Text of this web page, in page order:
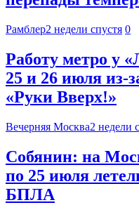
Рамблер2 недели спустя 0
Работу метро у
25 и 26 июля из-
«Руки Вверх!»
Вечерняя Москва2 недели
Собянин: на
по 25 июля
БПЛА